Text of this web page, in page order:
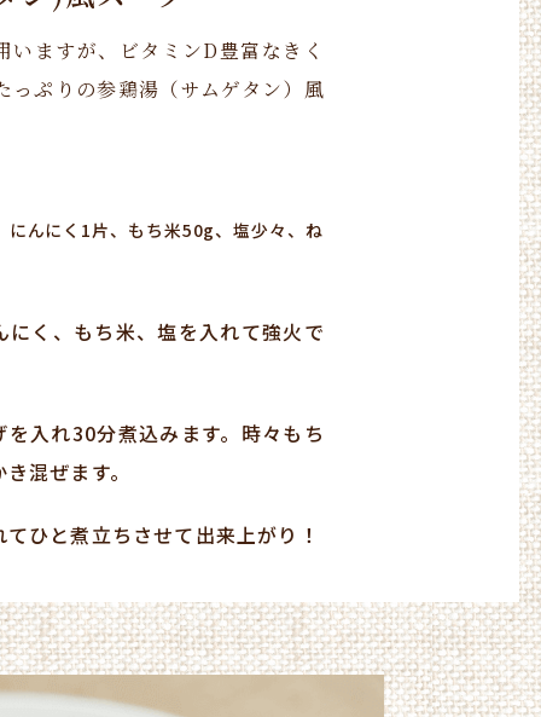
ますが、ビタミンD豊富なきく
ぷりの参鶏湯（サムゲタン）風
んにく1片、もち米50g、塩少々、ね
く、もち米、塩を入れて強火で
入れ30分煮込みます。時々もち
混ぜます。
ひと煮立ちさせて出来上がり！